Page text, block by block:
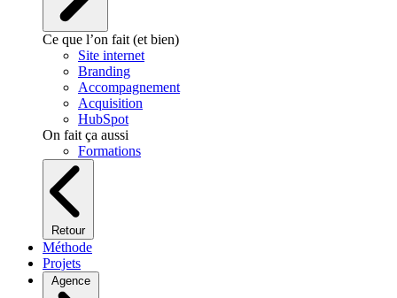
Ce que l’on fait (et bien)
Site internet
Branding
Accompagnement
Acquisition
HubSpot
On fait ça aussi
Formations
Retour
Méthode
Projets
Agence